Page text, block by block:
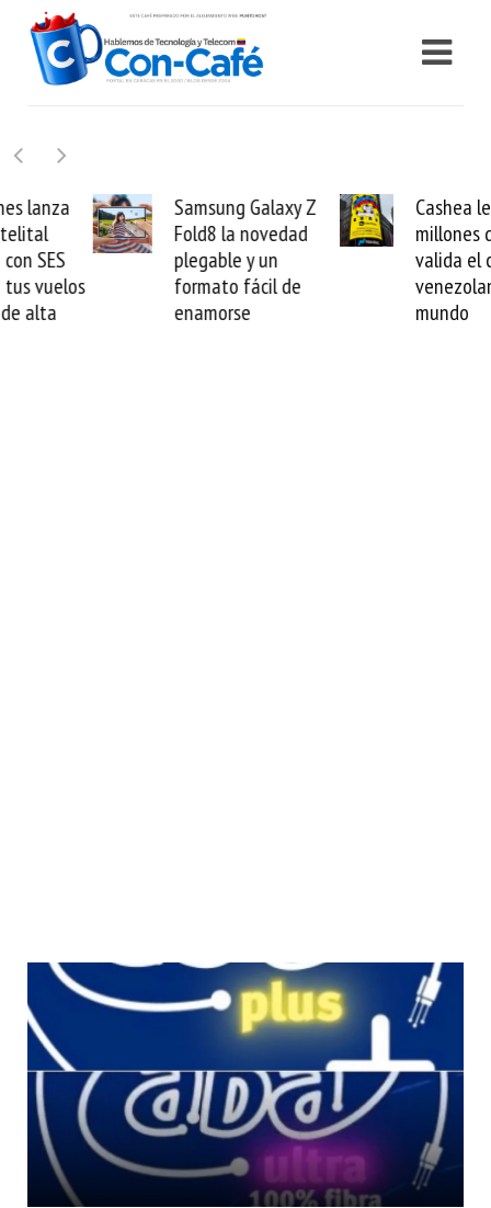
Samsung Galaxy Z
Fold8 la novedad
plegable y un
formato fácil de
Cashea levanta 100
millones de dólares y
valida el crédito del
venezolano ante el